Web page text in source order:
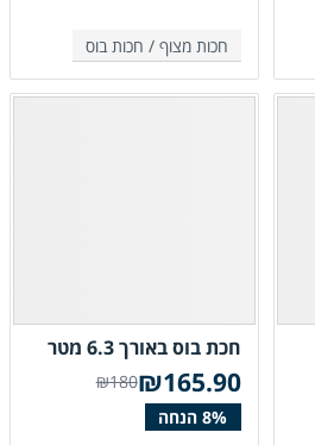
חכות מצוף / חכות בוס
חכת בוס באורך 6.3 מטר
₪180 165.90
₪